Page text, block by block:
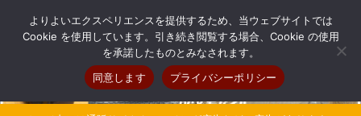
自分だけのオリジナルパソコンを持とう
よりよいエクスペリエンスを提供するため、当ウェブサイトでは
Cookie を使用しています。引き続き閲覧する場合、Cookie の使用
を承諾したものとみなされます。
同意します
プライバシーポリシー